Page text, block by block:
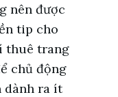
nên được
tip cho
thuê trang
chủ động
dành ra ít